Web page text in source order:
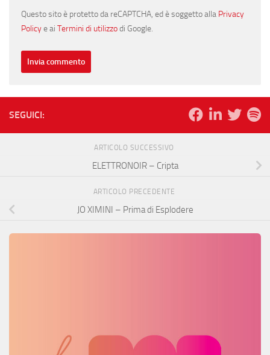
Questo sito è protetto da reCAPTCHA, ed è soggetto alla Privacy
Policye ai Termini di utilizzodi Google.
SEGUICI:
ARTICOLO SUCCESSIVO
ELETTRONOIR – Cripta
ARTICOLO PRECEDENTE
JO XIMINI – Prima di Esplodere